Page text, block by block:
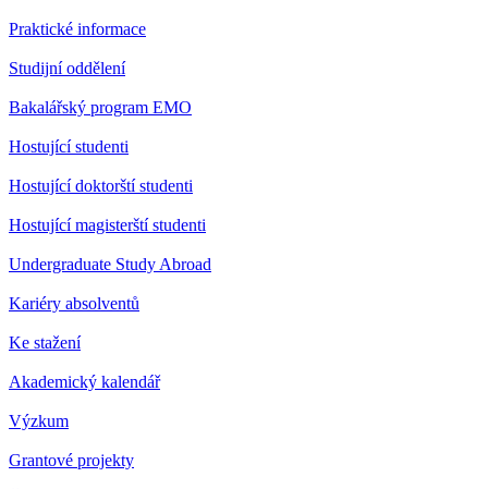
Praktické informace
Studijní oddělení
Bakalářský program EMO
Hostující studenti
Hostující doktorští studenti
Hostující magisterští studenti
Undergraduate Study Abroad
Kariéry absolventů
Ke stažení
Akademický kalendář
Výzkum
Grantové projekty